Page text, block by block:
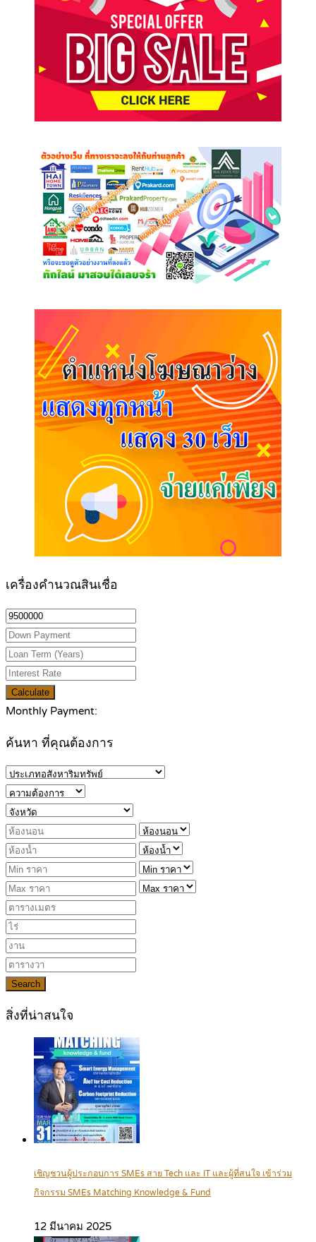
เครื่องคำนวณสินเชื่อ
Calculate
Monthly Payment:
ค้นหา ที่คุณต้องการ
Search
สิ่งที่น่าสนใจ
เชิญชวนผู้ประกอบการ SMEs สาย Tech และ IT และผู้ที่สนใจ เข้าร่วม
กิจกรรม SMEs Matching Knowledge & Fund
12 มีนาคม 2025